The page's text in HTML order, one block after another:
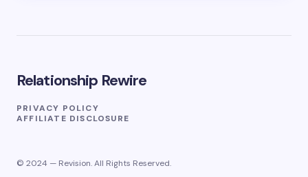
Relationship Rewire
PRIVACY POLICY
AFFILIATE DISCLOSURE
© 2024 — Revision. All Rights Reserved.